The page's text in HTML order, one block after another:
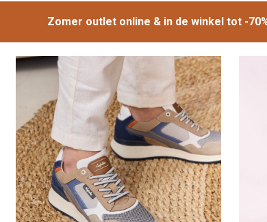
Zomer outlet online & in de winkel tot -